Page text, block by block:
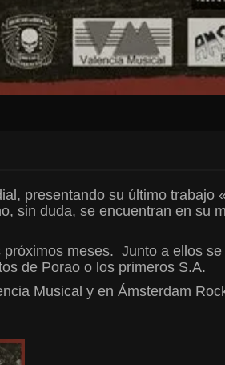
presentando su último trabajo
sin duda, se encuentran en su
meses. Junto a ellos
de Porao o los primeros S.A.
Musical y en Ámsterdam